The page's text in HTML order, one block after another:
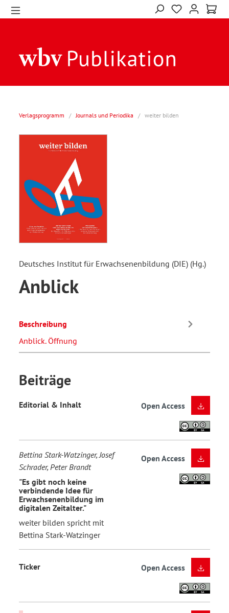
Verlagsprogramm / Journals und Periodika / weiter bilden
Deutsches Institut für Erwachsenenbildung (DIE) (Hg.)
Anblick
Beschreibung
Anblick. Öffnung
Beiträge
Editorial & Inhalt Open Access
Bettina Stark-Watzinger, Josef
Schrader, Peter Brandt
"Es gibt noch keine
verbindende Idee für
Erwachsenenbildung im
digitalen Zeitalter."
weiter bilden spricht mit
Bettina Stark-Watzinger
Open Access
Ticker Open Access